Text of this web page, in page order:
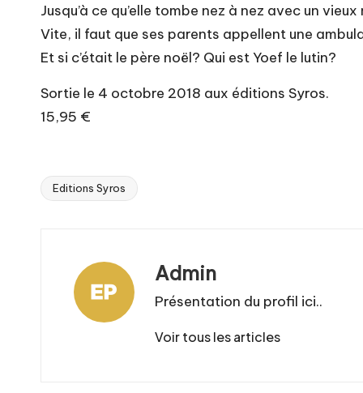
Jusqu’à ce qu’elle tombe nez à nez avec un
Vite, il faut que ses parents appellent une
Et si c’était le père noël? Qui est Yoef le lutin?
Sortie le 4 octobre 2018 aux éditions Syros.
15,95 €
Tags:
Editions Syros
Admin
Présentation du profil ici..
Voir tous les articles